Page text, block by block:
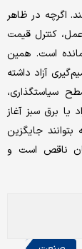
اگرچه در ظاهر
کنترل قیمت
است. همین
آزاد داشته
سیاستگذاری،
یا برق سبز آغاز
بتوانند جایگزین
ناقص است و